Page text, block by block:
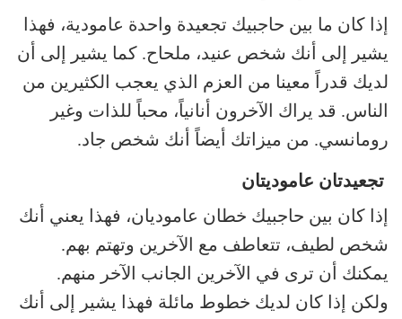
إذا كان ما بين حاجبيك تجعيدة واحدة عامودية، فهذا
يشير إلى أنك شخص عنيد، ملحاح. كما يشير إلى أن
لديك قدراً معينا من العزم الذي يعجب الكثيرين من
الناس. قد يراك الآخرون أنانياً، محباً للذات وغير
رومانسي. من ميزاتك أيضاً أنك شخص جاد.
تجعيدتان عاموديتان
إذا كان بين حاجبيك خطان عاموديان، فهذا يعني أنك
شخص لطيف، تتعاطف مع الآخرين وتهتم بهم.
يمكنك أن ترى في الآخرين الجانب الآخر منهم.
ولكن إذا كان لديك خطوط مائلة فهذا يشير إلى أنك